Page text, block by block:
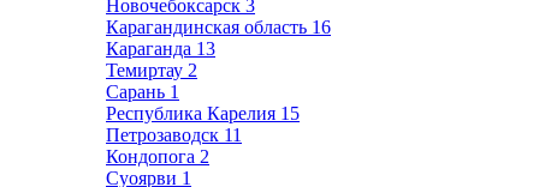
Новочебоксарск 3
Карагандинская область 16
Караганда 13
Темиртау 2
Сарань 1
Республика Карелия 15
Петрозаводск 11
Кондопога 2
Суоярви 1